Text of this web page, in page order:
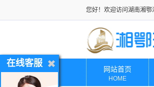
您好！欢迎访问湖南湘鄂
网站首页
HOME
在线客服